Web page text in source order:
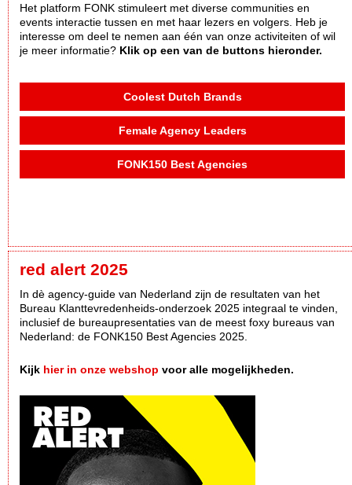
Het platform FONK stimuleert met diverse communities en
events interactie tussen en met haar lezers en volgers. Heb je
interesse om deel te nemen aan één van onze activiteiten of wil
je meer informatie? Klik op een van de buttons hieronder.
Coolest Dutch Brands
Female Agency Leaders
FONK150 Best Agencies
red alert 2025
In dè agency-guide van Nederland zijn de resultaten van het
Bureau Klanttevredenheids-onderzoek 2025 integraal te vinden,
inclusief de bureaupresentaties van de meest foxy bureaus van
Nederland: de FONK150 Best Agencies 2025.
Kijk hier in onze webshop voor alle mogelijkheden.